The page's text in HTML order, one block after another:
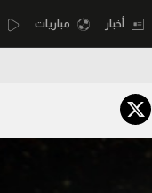
بطولات
أمريكا 2026
الدوري المصري
أخبار مباريات